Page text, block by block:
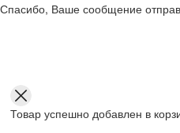
Спасибо, Ваше сообщение
Товар успешно добавлен в